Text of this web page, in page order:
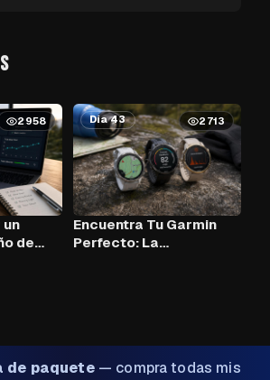
2958
de
Día 43 2713
Encuentra Tu Garmin
Perfecto: La
de paquete— compra todas mis